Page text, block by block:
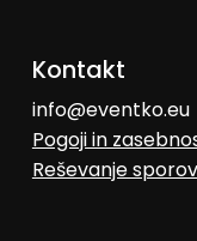
Kontakt
info@eventko.eu
Pogoji in
Reševanje sporov